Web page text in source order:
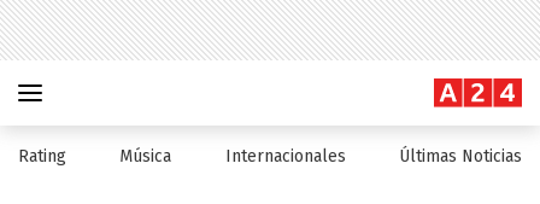
Rating Música Internacionales Últimas Noticias